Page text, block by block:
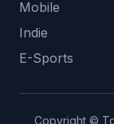
Mobile
Indie
E-Sports
Copyright ©